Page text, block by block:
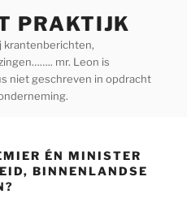
PRAKTIJK
krantenberichten,
mr. Leon is
niet geschreven in opdracht
ÉN MINISTER
BINNENLANDSE